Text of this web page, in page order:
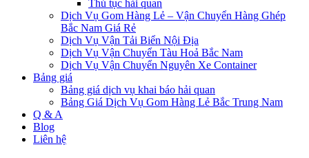
Thủ tục hải quan
Dịch Vụ Gom Hàng Lẻ – Vận Chuyển Hàng Ghép
Bắc Nam Giá Rẻ
Dịch Vụ Vận Tải Biển Nội Địa
Dịch Vụ Vận Chuyển Tàu Hoả Bắc Nam
Dịch Vụ Vận Chuyển Nguyên Xe Container
Bảng giá
Bảng giá dịch vụ khai báo hải quan
Bảng Giá Dịch Vụ Gom Hàng Lẻ Bắc Trung Nam
Q & A
Blog
Liên hệ